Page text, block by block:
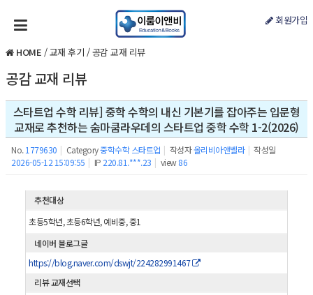
회원가입
HOME /교재 후기 /공감 교재 리뷰
공감 교재 리뷰
스타트업 수학 리뷰] 중학 수학의 내신 기본기를 잡아주는 입문형
교재로 추천하는 숨마쿰라우데의 스타트업 중학 수학 1-2(2026)
No. 1779630 | Category중학수학 스타트업 | 작성자올리비아앤벨라 | 작성일
2026-05-12 15:09:55 | IP 220.81.***.23 | view 86
추천대상
초등5학년, 초등6학년, 예비중, 중1
네이버 블로그글
https://blog.naver.com/dswjt/224282991467
리뷰 교재선택